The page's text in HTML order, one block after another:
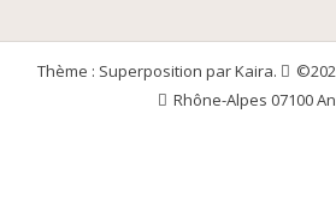
Thème : Superposition parKaira.
Rhône-Alpes 07100